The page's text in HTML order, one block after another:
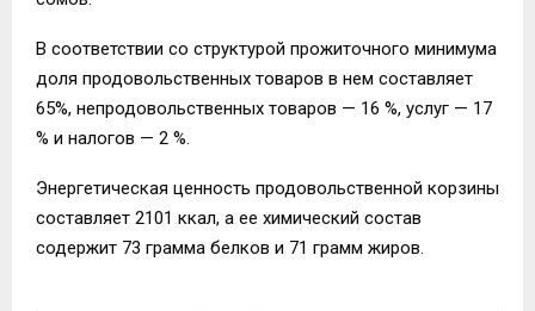
В соответствии со структурой прожиточного минимума
доля продовольственных товаров в нем составляет
65%, непродовольственных товаров — 16 %, услуг — 17
% и налогов — 2 %.
Энергетическая ценность продовольственной корзины
составляет 2101 ккал, а ее химический состав
содержит 73 грамма белков и 71 грамм жиров.